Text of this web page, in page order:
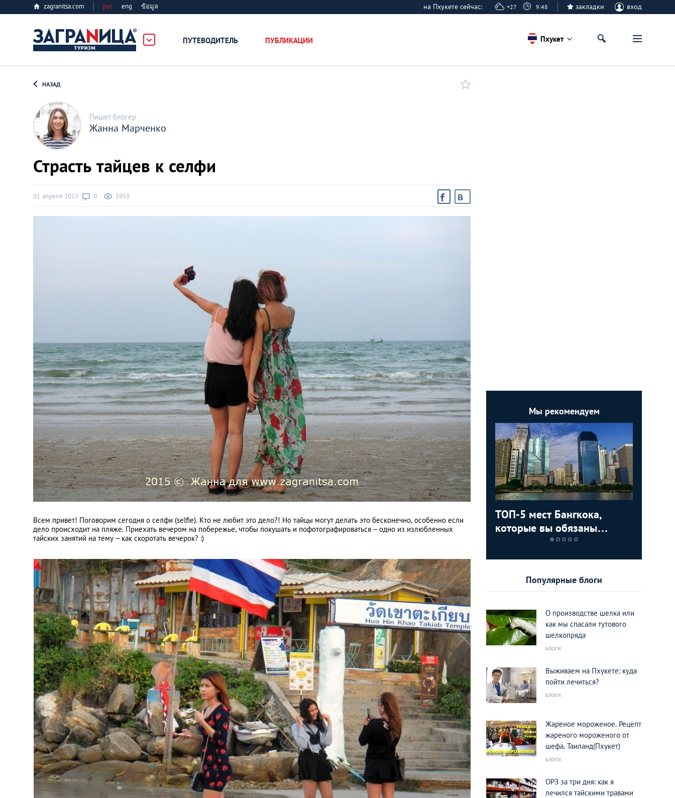
zagranitsa.com рус eng ข้อมูล на Пхукете сейчас: +27 9:48 закладки вход
ПУТЕВОДИТЕЛЬ ПУБЛИКАЦИИ
Париж
Паттайя
Пхукет
Санкт-Петербург
Пхукет
НАЗАД
Пишет блогер
Жанна Марченко
Страсть тайцев к селфи
01 апреля 2015 0 5953
Всем привет! Поговорим сегодня о селфи (selfie). Кто не любит это дело?! Но тайцы могут делать это бесконечно, особенно если
дело происходит на пляже. Приехать вечером на побережье, чтобы покушать и пофотографироваться – одно из излюбленных
тайских занятий на тему – как скоротать вечерок? :)
Мы рекомендуем
ТОП-5 мест Бангкока,
которые вы обязаны
Королевский парк Рамы
Девятого
Популярные блоги
О производстве шелка или
как мы спасали тутового
шелкопряда
БЛОГИ
Выживаем на Пхукете: куда
пойти лечиться?
БЛОГИ
Жареное мороженое. Рецепт
жареного мороженого от
шефа. Таиланд(Пхукет)
БЛОГИ
ОРЗ за три дня: как я
лечился тайскими травами